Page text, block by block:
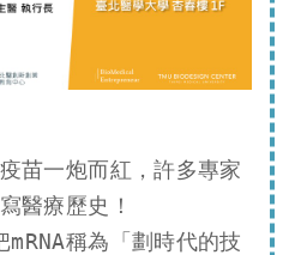
苗一炮而紅，許多專家
醫療歷史！
稱為「劃時代的技